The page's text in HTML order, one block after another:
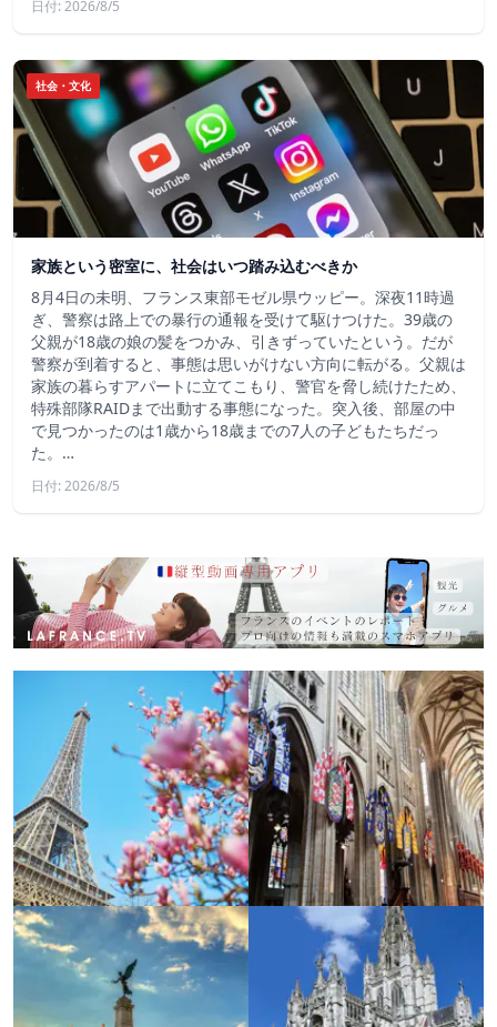
日付: 2026/8/5
社会・文化
家族という密室に、社会はいつ踏み込むべきか
8月4日の未明、フランス東部モゼル県ウッピー。深夜11時過
ぎ、警察は路上での暴行の通報を受けて駆けつけた。39歳の
父親が18歳の娘の髪をつかみ、引きずっていたという。だが
警察が到着すると、事態は思いがけない方向に転がる。父親は
家族の暮らすアパートに立てこもり、警官を脅し続けたため、
特殊部隊RAIDまで出動する事態になった。突入後、部屋の中
で見つかったのは1歳から18歳までの7人の子どもたちだっ
た。…
日付: 2026/8/5